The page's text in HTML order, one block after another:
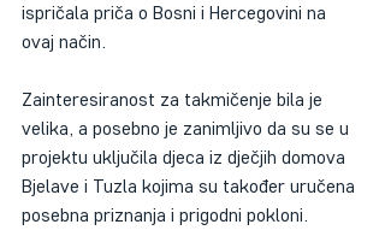
ispričala priča o Bosni i Hercegovini na
ovaj način.
Zainteresiranost za takmičenje bila je
velika, a posebno je zanimljivo da su se u
projektu uključila djeca iz dječjih domova
Bjelave i Tuzla kojima su također uručena
posebna priznanja i prigodni pokloni.